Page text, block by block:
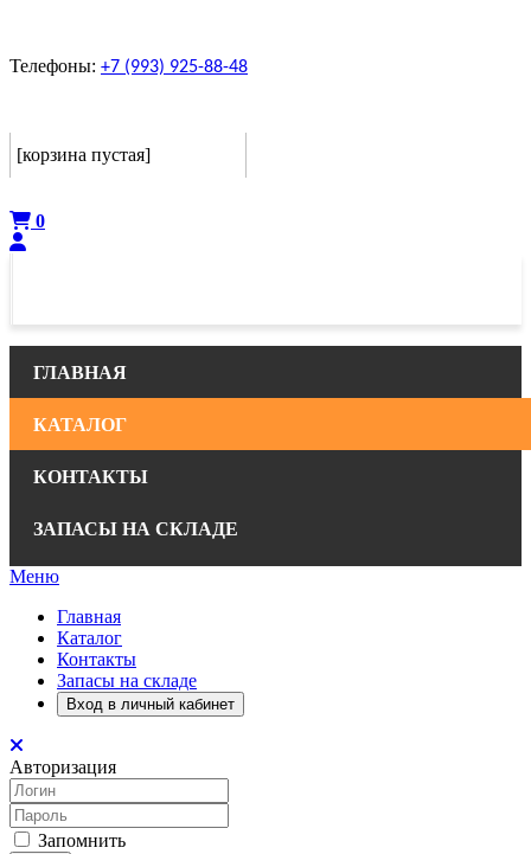
Телефоны: +7 (993) 925-88-48
[корзина пустая]
0
ГЛАВНАЯ
КАТАЛОГ
КОНТАКТЫ
ЗАПАСЫ НА СКЛАДЕ
Меню
Главная
Каталог
Контакты
Запасы на складе
Вход в личный кабинет
Авторизация
Запомнить